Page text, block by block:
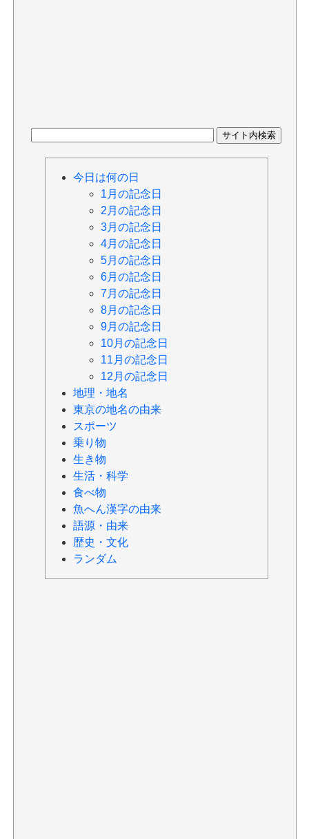
今日は何の日
1月の記念日
2月の記念日
3月の記念日
4月の記念日
5月の記念日
6月の記念日
7月の記念日
8月の記念日
9月の記念日
10月の記念日
11月の記念日
12月の記念日
地理・地名
東京の地名の由来
スポーツ
乗り物
生き物
生活・科学
食べ物
魚へん漢字の由来
語源・由来
歴史・文化
ランダム